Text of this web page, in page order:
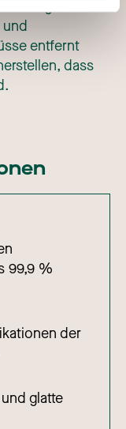
entfernt
dass
99,9 %
der
glatte